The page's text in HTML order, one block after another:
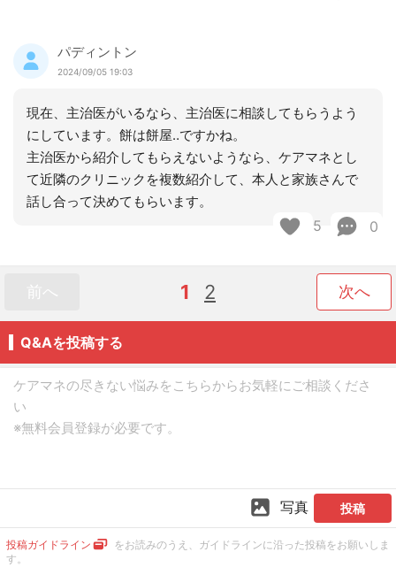
パディントン
2024/09/05 19:03
現在、主治医がいるなら、主治医に相談してもらうよう
にしています。餅は餅屋‥ですかね。
主治医から紹介してもらえないようなら、ケアマネとし
て近隣のクリニックを複数紹介して、本人と家族さんで
話し合って決めてもらいます。
5 0
前へ 1 2 次へ
Q&Aを投稿する
写真 投稿
投稿ガイドライン
をお読みのうえ、ガイドラインに沿った投稿をお願いしま
す。